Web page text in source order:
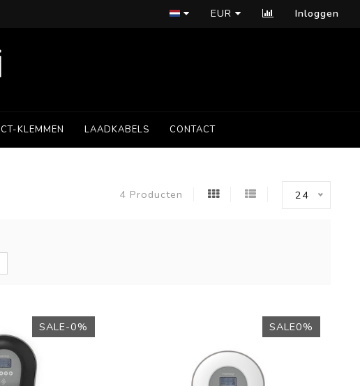
EUR Inloggen
CT-KLEMMEN LAADKABELS CONTACT
4 Producten 24
SALE-0% SALE0%